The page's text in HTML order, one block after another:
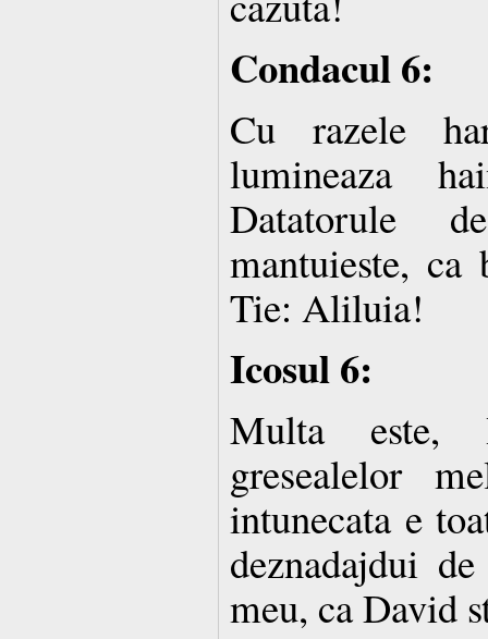
Condacul 6:
Cu razele
lumineaza
Datatorule
mantuieste, ca
Tie: Aliluia!
Icosul 6:
Multa este,
gresealelor
intunecata e
deznadajdui
meu, ca David